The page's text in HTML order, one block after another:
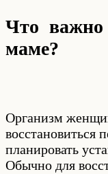
Что важно
маме?
Организм
восстановиться
планировать
Обычно для